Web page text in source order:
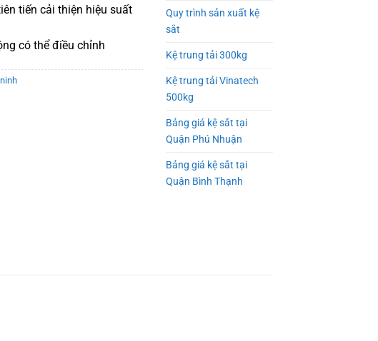
tiến cải thiện hiệu suất
có thể điều chỉnh
Quy trình sản xuất kệ
sắt
Kệ trung tải 300kg
Kệ trung tải Vinatech
500kg
Bảng giá kệ sắt tại
Quận Phú Nhuận
Bảng giá kệ sắt tại
Quận Bình Thạnh